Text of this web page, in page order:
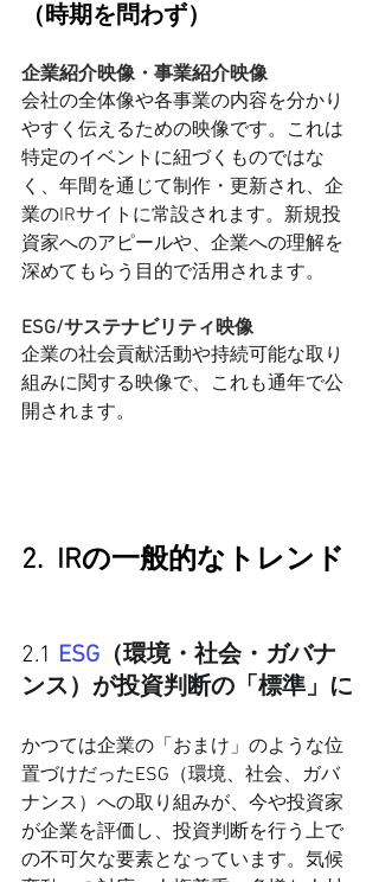
（時期を問わず）
企業紹介映像・事業紹介映像
会社の全体像や各事業の内容を分かり
やすく伝えるための映像です。これは
特定のイベントに紐づくものではな
く、年間を通じて制作・更新され、企
業のIRサイトに常設されます。新規投
資家へのアピールや、企業への理解を
深めてもらう目的で活用されます。
ESG/サステナビリティ映像
企業の社会貢献活動や持続可能な取り
組みに関する映像で、これも通年で公
開されます。
2.  IRの一般的なトレンド
2.1 ESG （環境・社会・ガバナ
ンス）が投資判断の「標準」に
かつては企業の「おまけ」のような位
置づけだったESG （環境、社会、ガバ
ナンス）への取り組みが、今や投資家
が企業を評価し、投資判断を行う上で
の不可欠な要素となっています。気候